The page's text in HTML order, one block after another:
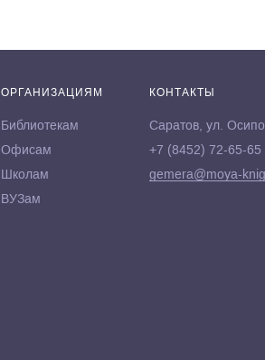
ОРГАНИЗАЦИЯМ
Библиотекам
Офисам
Школам
ВУЗам
КОНТАКТЫ
Саратов, ул.
+7 (8452) 72-65-65
gemera@moya-